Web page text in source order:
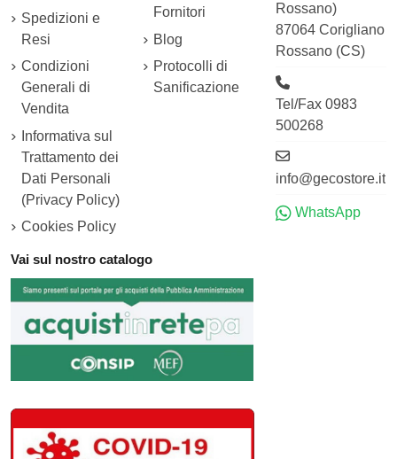
Spedizioni e
Resi
Condizioni
Generali di
Vendita
Informativa sul
Trattamento dei
Dati Personali
(Privacy Policy)
Cookies Policy
Fornitori
Blog
Protocolli di
Sanificazione
Rossano)
87064 Corigliano
Rossano (CS)
Tel/Fax 0983
500268
info@gecostore.it
WhatsApp
Vai sul nostro catalogo